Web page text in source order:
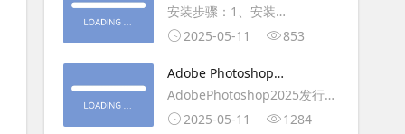
中文版（64位）破解版下
载
安装步骤：1、安装
AutoCAD_2025.1.2_Update3、
复制Crack里面的文件到
AutoCAD安装目录里，覆盖同
2025-05-11 853
Adobe Photoshop
2025（v26.6.1）多语言
破解版下载
AdobePhotoshop2025发行
年：2025版本：26.6.1.7开发
2025-05-11 1284